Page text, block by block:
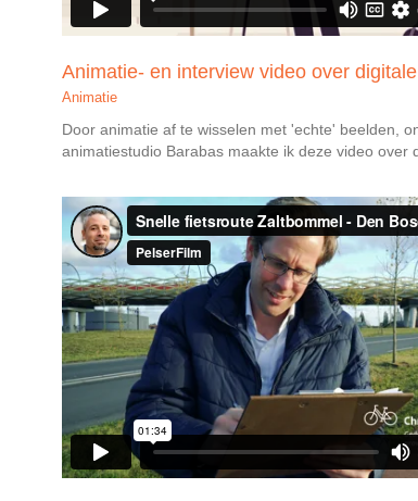
Animatie- en interview video over
Animatie
Door animatie af te wisselen met 'echte' beelden,
animatiestudio Barabas maakte ik deze video over